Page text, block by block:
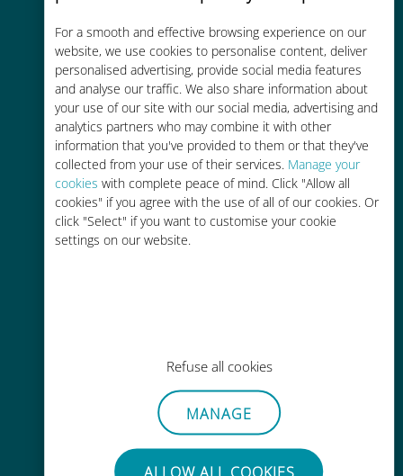
For a smooth and effective browsing experience on our
website, we use cookies to personalise content, deliver
personalised advertising, provide social media features
and analyse our traffic. We also share information about
your use of our site with our social media, advertising and
analytics partners who may combine it with other
information that you've provided to them or that they've
collected from your use of their services. Manage your
cookies with complete peace of mind. Click "Allow all
cookies" if you agree with the use of all of our cookies. Or
click "Select" if you want to customise your cookie
settings on our website.
Refuse all cookies
MANAGE
ALLOW ALL COOKIES
お客様が普段お使いのキャリアでロ
ーミングサービスを使った場合に比
べて最大で90％の節約が可能です。
かんたん追加購入
Wi-Fiやデータ残量がなくても、
手間いらず
使用中のSIMカードを抜き差しする
必要はありません